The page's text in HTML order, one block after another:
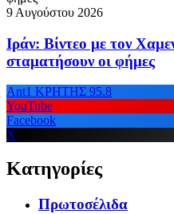
9 Αυγούστου 2026
Ιράν: Βίντεο με τον
σταματήσουν οι φήμες
Ant1 ΚΡΗΤΗΣ 95.8
YouTube
Facebook
X
Κατηγορίες
Πρωτοσέλιδα